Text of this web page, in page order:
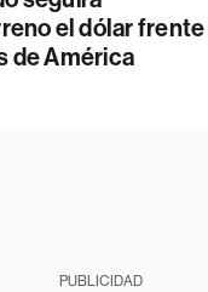
el dólar frente
de América
PUBLICIDAD